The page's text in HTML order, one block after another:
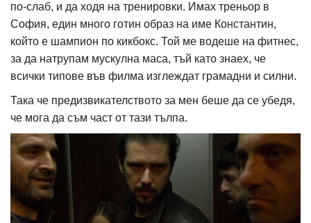
по-слаб, и да ходя на тренировки. Имах треньор в
София, един много готин образ на име Константин,
който е шампион по кикбокс. Той ме водеше на фитнес,
за да натрупам мускулна маса, тъй като знаех, че
всички типове във филма изглеждат грамадни и силни.
Така че предизвикателството за мен беше да се убедя,
че мога да съм част от тази тълпа.